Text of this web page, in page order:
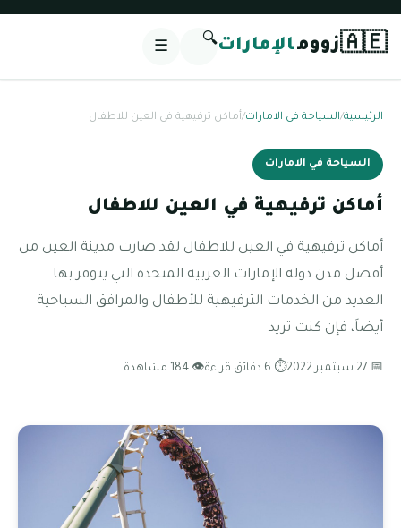
🇦🇪زوومالإمارات🔍
☰
الرئيسية/السياحة في الامارات/أماكن ترفيهية في العين للاطفال
السياحة في الامارات
أماكن ترفيهية في العين للاطفال
أماكن ترفيهية في العين للاطفال لقد صارت مدينة العين من
أفضل مدن دولة الإمارات العربية المتحدة التي يتوفر بها
العديد من الخدمات الترفيهية للأطفال والمرافق السياحية
أيضاً، فإن كنت تريد
📅 27 سبتمبر 2022 ⏱ 6 دقائق قراءة 👁 184 مشاهدة